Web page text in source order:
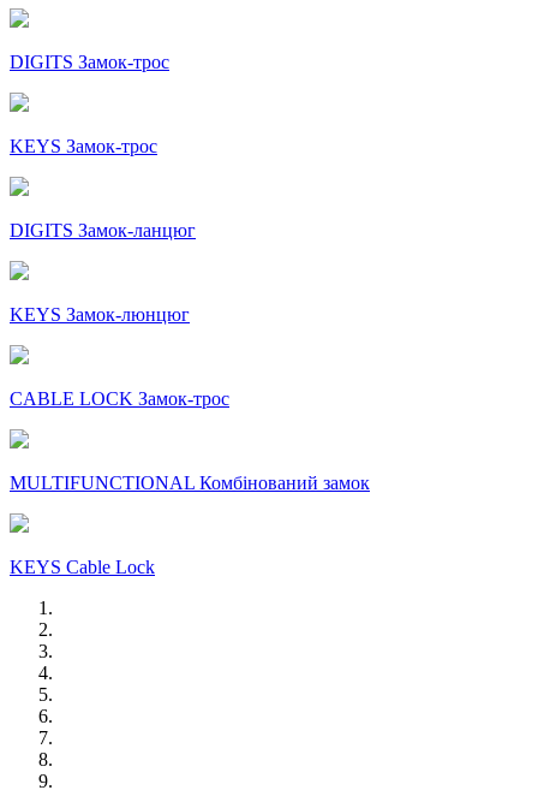
DIGITS Замок-трос
KEYS Замок-трос
DIGITS Замок-ланцюг
KEYS Замок-люнцюг
CABLE LOCK Замок-трос
MULTIFUNCTIONAL Комбінований замок
KEYS Cable Lock